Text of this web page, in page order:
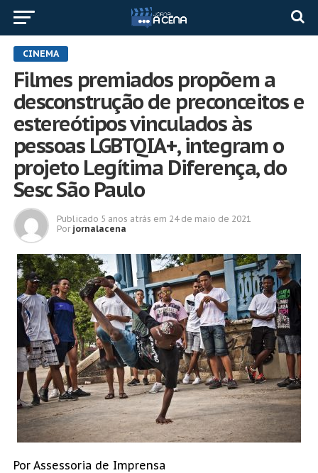
CINEMA
Filmes premiados propõem a
desconstrução de preconceitos e
estereótipos vinculados às
pessoas LGBTQIA+, integram o
projeto Legítima Diferença, do
Sesc São Paulo
Publicado 5 anos atrás em 24 de maio de 2021
Por jornalacena
Por Assessoria de Imprensa